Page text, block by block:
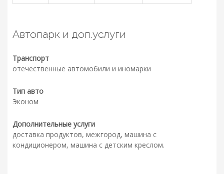
Автопарк и доп.услуги
Транспорт
отечественные автомобили и иномарки
Тип авто
Эконом
Дополнительные услуги
доставка продуктов, межгород, машина с
кондиционером, машина с детским креслом.